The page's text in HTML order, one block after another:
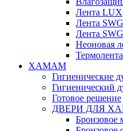
Лента LUX
Лента SWG
Лента
Неоновая
Термолента
ХАМАМ
Гигиенические
Гигиенический
Готовое решение
ДВЕРИ ДЛЯ
Бронзовое